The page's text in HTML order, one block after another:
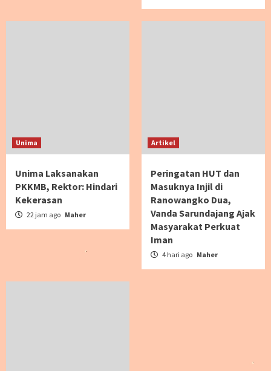
Unima
Unima Laksanakan
PKKMB, Rektor: Hindari
Kekerasan
22 jam ago Maher
Artikel
Peringatan HUT dan
Masuknya Injil di
Ranowangko Dua,
Vanda Sarundajang Ajak
Masyarakat Perkuat
Iman
4 hari ago Maher